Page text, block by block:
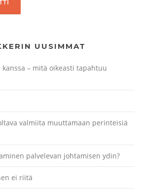
UUSIMMAT
kanssa – mitä oikeasti tapahtuu
valmiita muuttamaan perinteisiä
palvelevan johtamisen ydin?
ei riitä